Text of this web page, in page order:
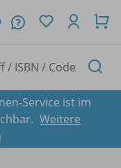
Service ist im
Weitere